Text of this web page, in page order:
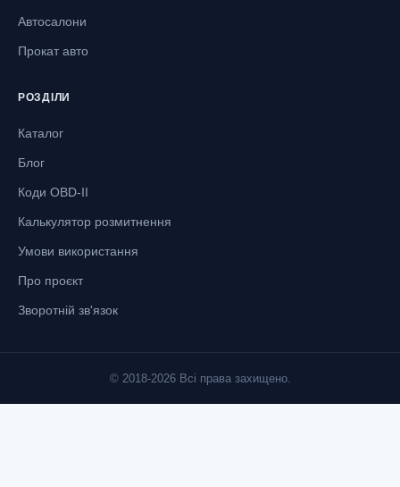
Автосалони
Прокат авто
РОЗДІЛИ
Каталог
Блог
Коди OBD-II
Калькулятор розмитнення
Умови використання
Про проєкт
Зворотній зв'язок
© 2018-2026 Всі права захищено.